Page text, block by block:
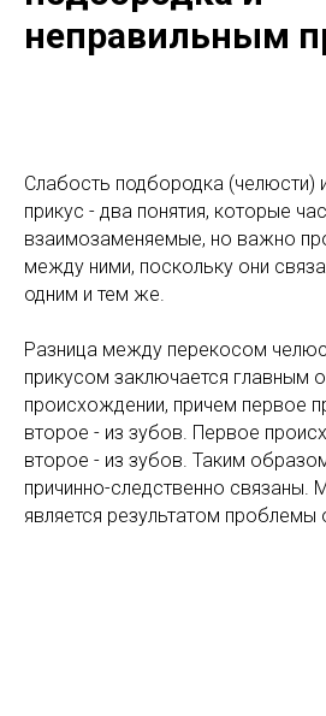
неправильным
Слабость подбородка (челюсти)
прикус - два понятия, которые
взаимозаменяемые, но важно
между ними, поскольку они
одним и тем же.
Разница между перекосом
прикусом заключается главным
происхождении, причем первое
второе - из зубов. Первое
второе - из зубов. Таким
причинно-следственно связаны.
является результатом